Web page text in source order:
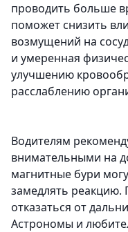
проводить больше
поможет снизить
возмущений на
и умеренная
улучшению
расслаблению
Водителям
внимательными на
магнитные бури
замедлять реакцию.
отказаться от
Астрономы и